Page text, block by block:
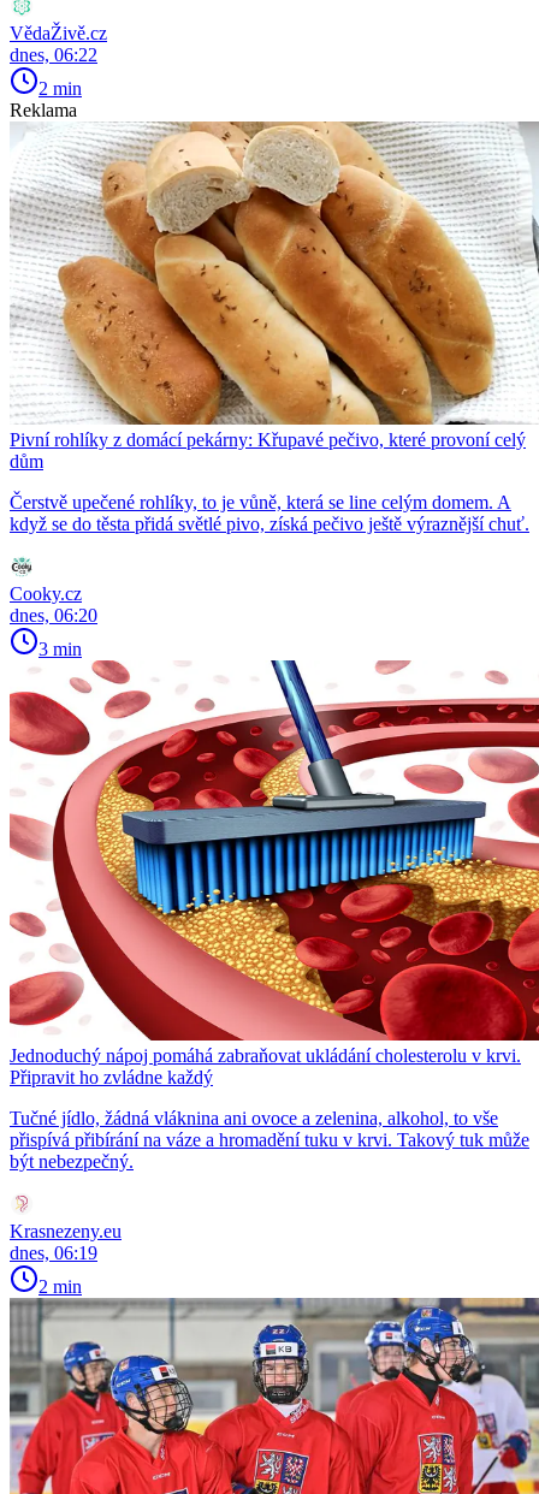
VědaŽivě.cz
dnes, 06:22
2 min
Reklama
Pivní rohlíky z domácí pekárny: Křupavé pečivo, které provoní celý
dům
Čerstvě upečené rohlíky, to je vůně, která se line celým domem. A
když se do těsta přidá světlé pivo, získá pečivo ještě výraznější chuť.
Cooky.cz
dnes, 06:20
3 min
Jednoduchý nápoj pomáhá zabraňovat ukládání cholesterolu v krvi.
Připravit ho zvládne každý
Tučné jídlo, žádná vláknina ani ovoce a zelenina, alkohol, to vše
přispívá přibírání na váze a hromadění tuku v krvi. Takový tuk může
být nebezpečný.
Krasnezeny.eu
dnes, 06:19
2 min